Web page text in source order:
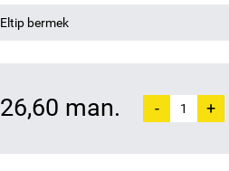
Eltip bermek
26,60 man. - +